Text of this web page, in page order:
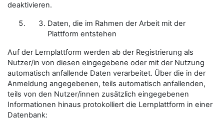
deaktivieren.
Daten, die im Rahmen der Arbeit mit der
Plattform entstehen
Auf der Lernplattform werden ab der Registrierung als
Nutzer/in von diesen eingegebene oder mit der Nutzung
automatisch anfallende Daten verarbeitet. Über die in der
Anmeldung angegebenen, teils automatisch anfallenden,
teils von den Nutzer/innen zusätzlich eingegebenen
Informationen hinaus protokolliert die Lernplattform in einer
Datenbank: